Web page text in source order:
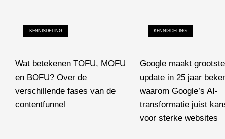
KENNISDELING
Wat betekenen TOFU, MOFU
en BOFU? Over de
verschillende fases van de
contentfunnel
Wat betekenen TOFU, MOFU en BOFU? Over de
KENNISDELING
Google maakt
update in 25 jaar
waarom Google’s AI-
transformatie juist
voor sterke websites